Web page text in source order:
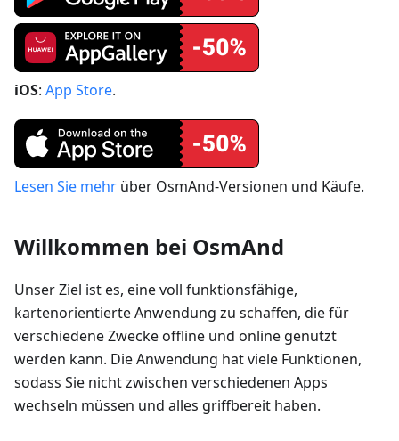
iOS: App Store.
Lesen Sie mehr über OsmAnd-Versionen und Käufe.
Willkommen bei OsmAnd
Unser Ziel ist es, eine voll funktionsfähige,
kartenorientierte Anwendung zu schaffen, die für
verschiedene Zwecke offline und online genutzt
werden kann. Die Anwendung hat viele Funktionen,
sodass Sie nicht zwischen verschiedenen Apps
wechseln müssen und alles griffbereit haben.